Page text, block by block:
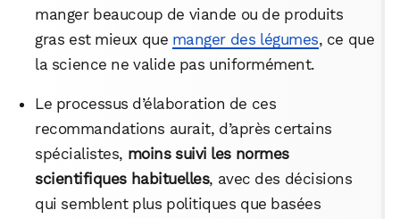
manger beaucoup de viande ou de produits
gras est mieux que manger des légumes, ce que
la science ne valide pas uniformément.
Le processus d’élaboration de ces
recommandations aurait, d’après certains
spécialistes, moins suivi les normes
scientifiques habituelles, avec des décisions
qui semblent plus politiques que basées